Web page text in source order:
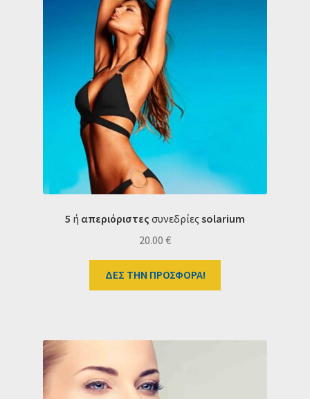
5 ή απεριόριστες συνεδρίες solarium
20.00 €
ΔΕΣ ΤΗΝ ΠΡΟΣΦΟΡΑ!